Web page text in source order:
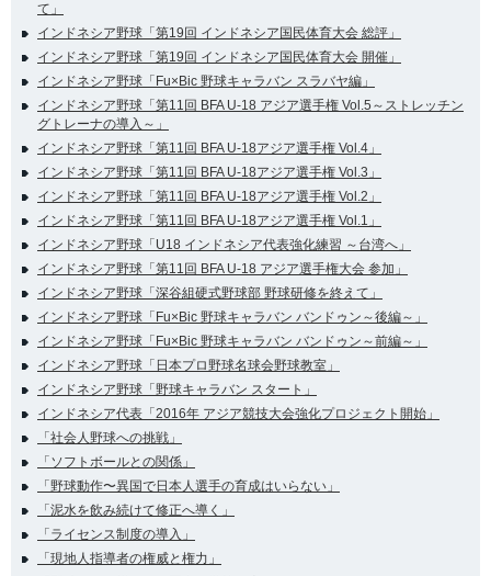
て」
インドネシア野球「第19回 インドネシア国民体育大会 総評」
インドネシア野球「第19回 インドネシア国民体育大会 開催」
インドネシア野球「Fu×Bic 野球キャラバン スラバヤ編」
インドネシア野球「第11回 BFA U-18 アジア選手権 Vol.5～ストレッチン
グトレーナの導入～」
インドネシア野球「第11回 BFA U-18アジア選手権 Vol.4」
インドネシア野球「第11回 BFA U-18アジア選手権 Vol.3」
インドネシア野球「第11回 BFA U-18アジア選手権 Vol.2」
インドネシア野球「第11回 BFA U-18アジア選手権 Vol.1」
インドネシア野球「U18 インドネシア代表強化練習 ～台湾へ」
インドネシア野球「第11回 BFA U-18 アジア選手権大会 参加」
インドネシア野球「深谷組硬式野球部 野球研修を終えて」
インドネシア野球「Fu×Bic 野球キャラバン バンドゥン～後編～」
インドネシア野球「Fu×Bic 野球キャラバン バンドゥン～前編～」
インドネシア野球「日本プロ野球名球会野球教室」
インドネシア野球「野球キャラバン スタート」
インドネシア代表「2016年 アジア競技大会強化プロジェクト開始」
「社会人野球への挑戦」
「ソフトボールとの関係」
「野球動作〜異国で日本人選手の育成はいらない」
「泥水を飲み続けて修正へ導く」
「ライセンス制度の導入」
「現地人指導者の権威と権力」